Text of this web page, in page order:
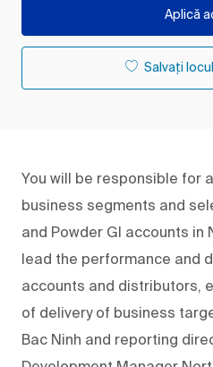
Aplică
Salvați
You will be responsible for
business segments and
and Powder GI accounts in
lead the performance and
accounts and distributors,
of delivery of business
Bac Ninh and reporting